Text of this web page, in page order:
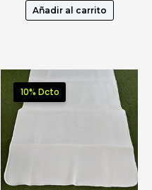
era:
$99.990.
actual
es:
Añadir al carrito
10% Dcto